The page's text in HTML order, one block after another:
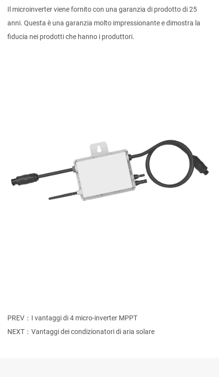
Il microinverter viene fornito con una garanzia di prodotto di 25
anni. Questa è una garanzia molto impressionante e dimostra la
fiducia nei prodotti che hanno i produttori.
PREV：I vantaggi di 4 micro-inverter MPPT
NEXT：Vantaggi dei condizionatori di aria solare